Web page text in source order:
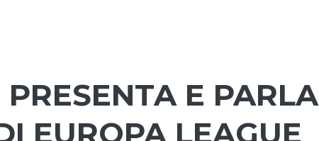
E PARLA
EUROPA LEAGUE